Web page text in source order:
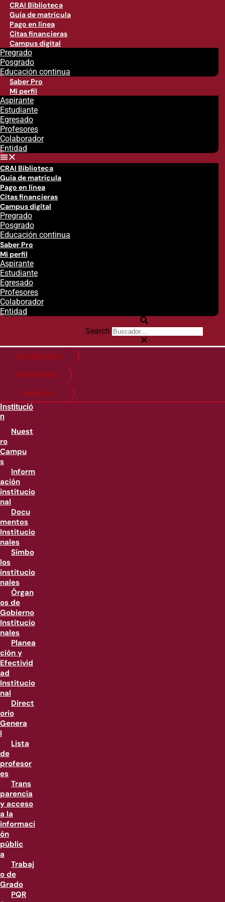
CRAI Biblioteca
Guía de matrícula
Pago en línea
Citas financieras
Campus digital
Pregrado
Posgrado
Educación continua
Saber Pro
Mi perfil
Aspirante
Estudiante
Egresado
Profesores
Colaborador
Entidad
CRAI Biblioteca
Guía de matrícula
Pago en línea
Citas financieras
Campus digital
Pregrado
Posgrado
Educación continua
Saber Pro
Mi perfil
Aspirante
Estudiante
Egresado
Profesores
Colaborador
Entidad
Search
Citas financieras
Guía de matricula
Pago en línea
Institució
n
Nuest
ro
Campu
s
Inform
ación
institucio
nal
Docu
mentos
Institucio
nales
Símbo
los
institucio
nales
Órgan
os de
Gobierno
Institucio
nales
Planea
ción y
Efectivid
ad
Institucio
nal
Direct
orio
Genera
l
Lista
de
profesor
es
Trans
parencia
y acceso
a la
informaci
ón
públic
a
Trabaj
o de
Grado
PQR